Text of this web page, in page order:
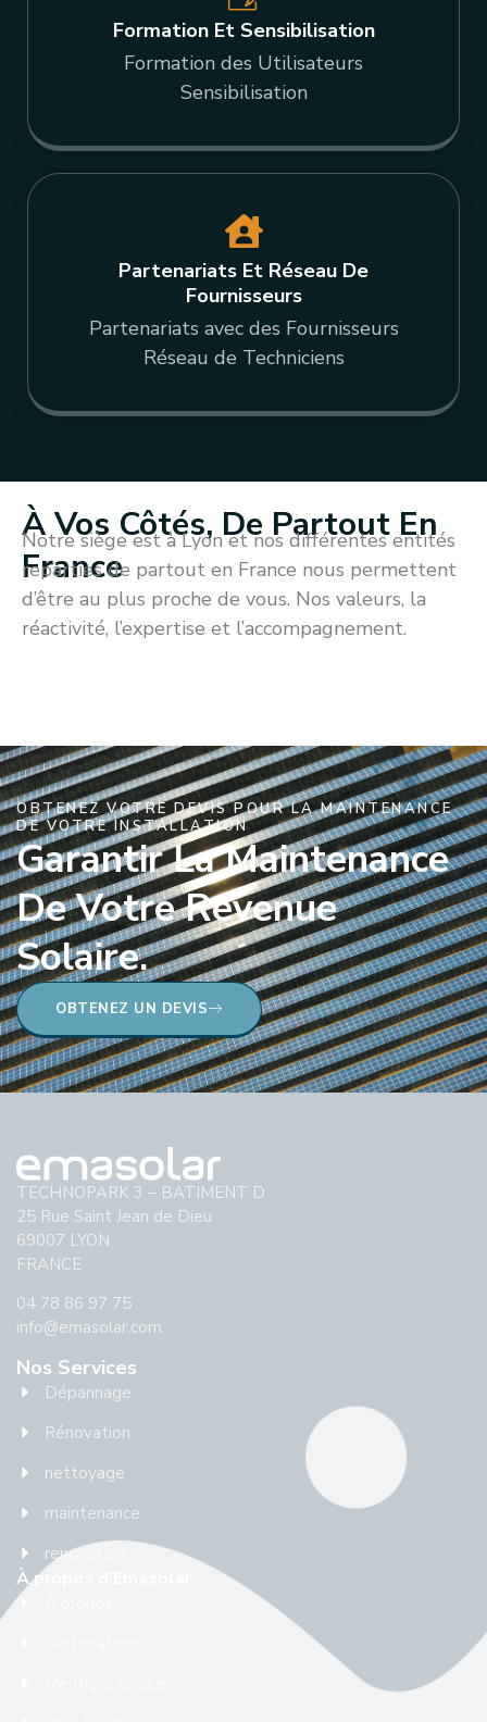
Formation Et Sensibilisation
Formation des Utilisateurs
Sensibilisation
Partenariats Et Réseau De
Fournisseurs
Partenariats avec des Fournisseurs
Réseau de Techniciens
À Vos Côtés, De Partout En
France
Notre siège est à Lyon et nos différentes entités
reparties de partout en France nous permettent
d’être au plus proche de vous. Nos valeurs, la
réactivité, l’expertise et l’accompagnement.
OBTENEZ VOTRE DEVIS POUR LA MAINTENANCE
DE VOTRE INSTALLATION
Garantir La Maintenance
De Votre Revenue
Solaire.
OBTENEZ UN DEVIS
TECHNOPARK 3 – BATIMENT D
25 Rue Saint Jean de Dieu
69007 LYON
FRANCE
04 78 86 97 75
info@emasolar.com
Nos Services
Dépannage
Rénovation
nettoyage
maintenance
renovation
À propos d'Emasolar